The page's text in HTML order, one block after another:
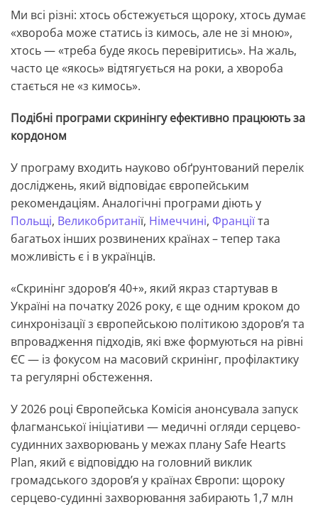
Ми всі різні: хтось обстежується щороку, хтось думає
«хвороба може статись із кимось, але не зі мною»,
хтось — «треба буде якось перевіритись». На жаль,
часто це «якось» відтягується на роки, а хвороба
стається не «з кимось».
Подібні програми скринінгу ефективно працюють за
кордоном
У програму входить науково обґрунтований перелік
досліджень, який відповідає європейським
рекомендаціям. Аналогічні програми діють у
Польщі, Великобританії, Німеччині, Франціїта
багатьох інших розвинених країнах – тепер така
можливість є і в українців.
«Скринінг здоров’я 40+», який якраз стартував в
Україні на початку 2026 року, є ще одним кроком до
синхронізації з європейською політикою здоров’я та
впровадження підходів, які вже формуються на рівні
ЄС — із фокусом на масовий скринінг, профілактику
та регулярні обстеження.
У 2026 році Європейська Комісія анонсувала запуск
флагманської ініціативи — медичні огляди серцево-
судинних захворювань у межах плану Safe Hearts
Plan, який є відповіддю на головний виклик
громадського здоров’я у країнах Європи: щороку
серцево-судинні захворювання забирають 1,7 млн